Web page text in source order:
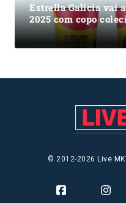
Estrella Galicia vai
2025 com copo
© 2012-2026 Live